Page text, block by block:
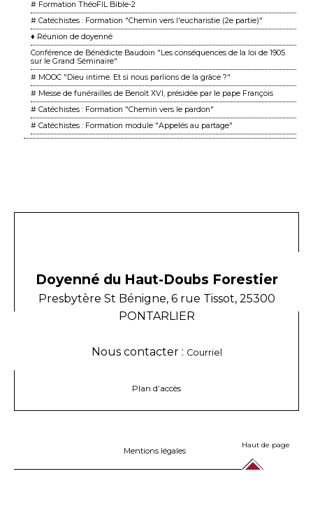
# Formation ThéoFIL Bible-2
# Catéchistes : Formation "Chemin vers l'eucharistie (2e partie)"
♦ Réunion de doyenné
Conférence de Bénédicte Baudoin "Les conséquences de la loi de 1905
sur le Grand Séminaire"
# MOOC "Dieu intime. Et si nous parlions de la grâce ?"
# Messe de funérailles de Benoît XVI, présidée par le pape François
# Catéchistes : Formation "Chemin vers le pardon"
# Catéchistes : Formation module "Appelés au partage"
Doyenné du Haut-Doubs Forestier
Presbytère St Bénigne, 6 rue Tissot, 25300
PONTARLIER
Nous contacter : Courriel
Plan d’accès
Mentions légales
Haut de page